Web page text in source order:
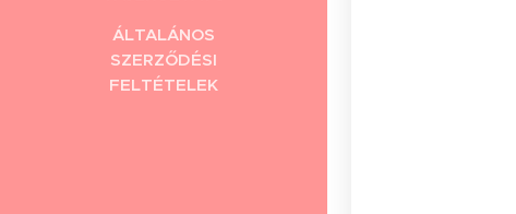
ÁLTALÁNOS
SZERZŐDÉSI
FELTÉTELEK